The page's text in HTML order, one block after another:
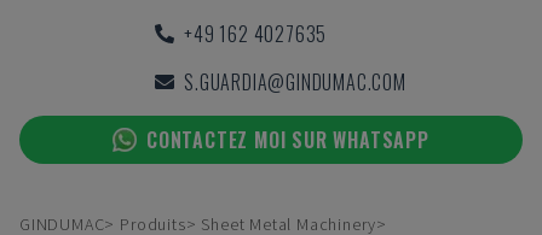
+49 162 4027635
S.GUARDIA@GINDUMAC.COM
CONTACTEZ MOI SUR WHATSAPP
GINDUMAC Produits
Sheet Metal Machinery